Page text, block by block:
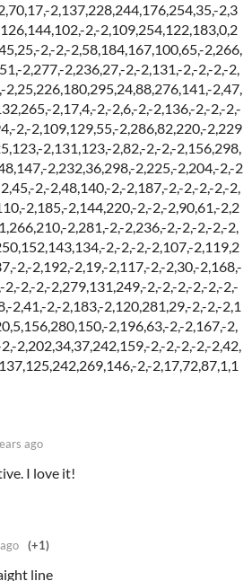
2,137,228,244,176,254,35,-2,3
2,-2,109,254,122,183,0,2
2,-2,-2,58,184,167,100,65,-2,266,
2,277,-2,236,27,-2,-2,131,-2,-2,-2,-2,
2,25,226,180,295,24,88,276,141,-2,47,
2,17,4,-2,-2,6,-2,-2,136,-2,-2,-2,-
2,-2,109,129,55,-2,286,82,220,-2,229
2,131,123,-2,82,-2,-2,-2,156,298,
2,232,36,298,-2,225,-2,204,-2,-2
2,-2,48,140,-2,-2,187,-2,-2,-2,-2,-2,
2,185,-2,144,220,-2,-2,-2,90,61,-2,2
2,281,-2,-2,236,-2,-2,-2,-2,-2,
2,-2,-2,-2,107,-2,119,2
2,-2,192,-2,19,-2,117,-2,-2,30,-2,168,-
2,-2,-2,279,131,249,-2,-2,-2,-2,-2,-2,-
2,41,-2,-2,183,-2,120,281,29,-2,-2,-2,1
2,196,63,-2,-2,167,-2,
2,202,34,37,242,159,-2,-2,-2,-2,-2,42,
2,-2,17,72,87,1,1
ago
I love it!
(+1)
line